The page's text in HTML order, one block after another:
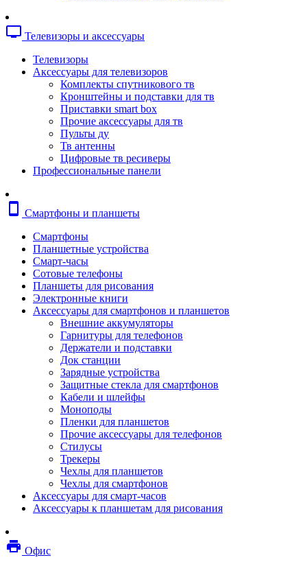
Телефония
Рации
Консоли для мини-атс
Системные телефоны
Телефоны
Телефоны dect
Торговое оборудование
Детектор валют
Счетчики банкнот
Калькуляторы
Мебель
Стулья и кресла
Столы
Мебельные аксессуары
Аксессуары для кресел
Вешалки
Коврики защитные
Эргономика
Опции для устройств печати, копирования и
сканирования
Сетевое оборудование
Маршрутизаторы
Модемы
Точки доступа
Сетевые адаптеры
Коммутаторы
Расширители беспроводной сети
Wi-fi антенны
Инструмент
Кабель
Монтажные компоненты
tv Телевизоры и аксессуары
Телевизоры
Аксессуары для телевизоров
Комплекты спутникового тв
Кронштейны и подставки для тв
Приставки smart box
Прочие аксессуары для тв
Пульты ду
Тв антенны
Цифровые тв ресиверы
Профессиональные панели
smartphone
Смартфоны и планшеты
Смартфоны
Планшетные устройства
Смарт-часы
Сотовые телефоны
Планшеты для рисования
Электронные книги
Аксессуары для смартфонов и планшетов
Внешние аккумуляторы
Гарнитуры для телефонов
Держатели и подставки
Док станции
Зарядные устройства
Защитные стекла для смартфонов
Кабели и шлейфы
Моноподы
Пленки для планшетов
Прочие аксессуары для телефонов
Стилусы
Трекеры
Чехлы для планшетов
Чехлы для смартфонов
Аксессуары для смарт-часов
Аксессуары к планшетам для рисования
local_printshop Офис